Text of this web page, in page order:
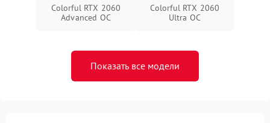
Colorful RTX 2060
Advanced OC
Colorful RTX 2060
Ultra OC
Показать все модели